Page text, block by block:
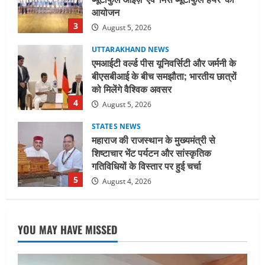
4
को मिलेंगे वैश्विक अवसर
August 5, 2026
5
STATES NEWS
महाराज की राजस्थान के मुख्यमंत्री से
शिष्टाचार भेंट पर्यटन और सांस्कृतिक
गतिविधियों के विस्तार पर हुई चर्चा
August 4, 2026
1
UTTARAKHAND NEWS
जिलाधिकारी/जिला निर्वाचन अधिकारी ने
सहसपुर विधानसभा क्षेत्र के पोलिंग बूथों का
निरीक्षण कर एसआईआर आपत्ति निस्तारण
शिविर की व्यवस्थाओं का लिया जायजा
2
तीलू रौतेली पुरस्कार के लिए 13 वीरांगनाओं का
चयन : रेखा आर्या
YOU MAY HAVE MISSED